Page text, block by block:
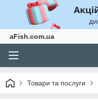
aFish.com.ua
Товари та послуги